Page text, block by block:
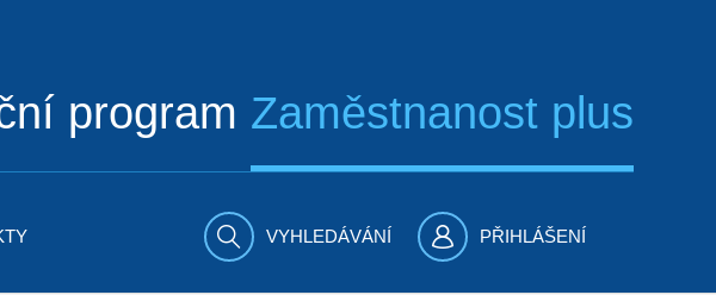
program Zaměstnanost plus
VYHLEDÁVÁNÍ PŘIHLÁŠENÍ